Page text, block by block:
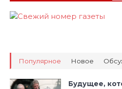
Популярное Новое
Будущее,